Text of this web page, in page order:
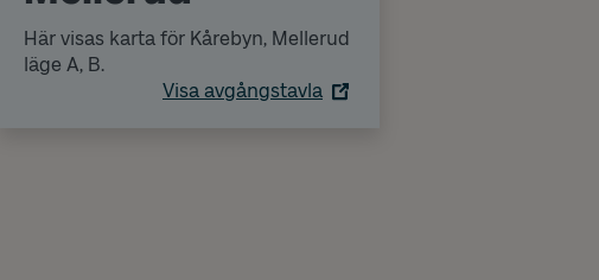
Här visas karta för Kårebyn, Mellerud
läge A, B.
Visa avgångstavla